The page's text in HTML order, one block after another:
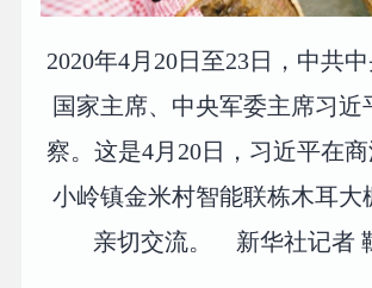
2020年4月20日至23日，中共中
国家主席、中央军委主席习近
察。这是4月20日，习近平在
小岭镇金米村智能联栋木耳大
亲切交流。 新华社记者